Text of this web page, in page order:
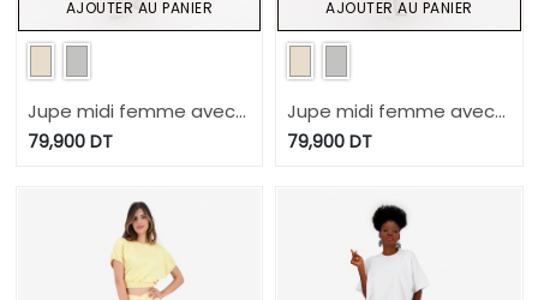
Jupe midi femme avec
bande à la taille croisée
79,900DT
AJOUTER AU PANIER
Jupe midi femme avec
bande à la taille croisée
79,900 DT
AJOUTER AU PANIER